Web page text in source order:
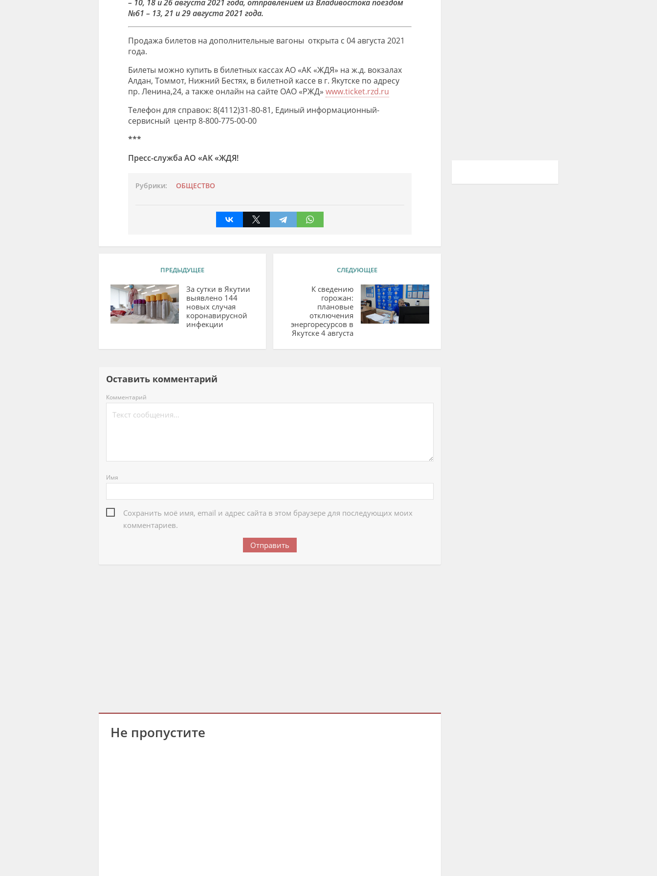
– 10, 18 и 26 августа 2021 года, отправлением из Владивостока поездом
№61 – 13, 21 и 29 августа 2021 года.
Продажа билетов на дополнительные вагоны открыта с 04 августа 2021
года.
Билеты можно купить в билетных кассах АО «АК «ЖДЯ» на ж.д. вокзалах
Алдан, Томмот, Нижний Бестях, в билетной кассе в г. Якутске по адресу
пр. Ленина,24, а также онлайн на сайте ОАО «РЖД» www.ticket.rzd.ru
Телефон для справок: 8(4112)31-80-81, Единый информационный-
сервисный центр 8-800-775-00-00
***
Пресс-служба АО «АК «ЖДЯ!
Рубрики: ОБЩЕСТВО
ПРЕДЫДУЩЕЕ
За сутки в Якутии
выявлено 144
новых случая
коронавирусной
инфекции
СЛЕДУЮЩЕЕ
К сведению
горожан:
плановые
отключения
энергоресурсов в
Якутске 4 августа
Оставить комментарий
Комментарий
Имя
Сохранить моё имя, email и адрес сайта в этом браузере для последующих моих
комментариев.
Не пропустите